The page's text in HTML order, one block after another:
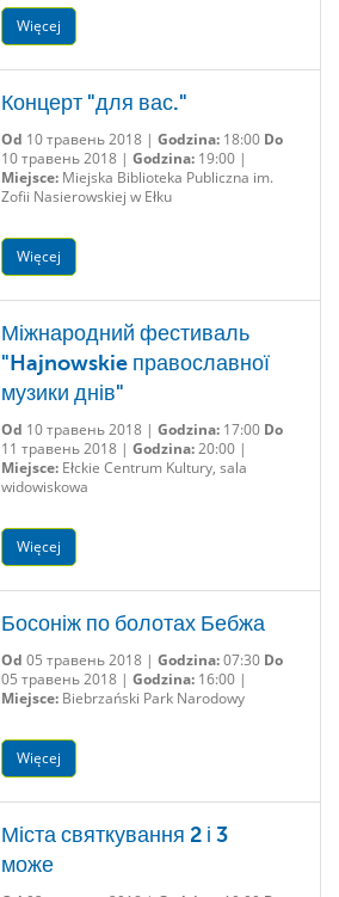
Więcej
Концерт "для вас."
Od 10 травень 2018 | Godzina:18:00 Do
10 травень 2018 | Godzina:19:00 |
Miejsce:Miejska Biblioteka Publiczna im.
Zofii Nasierowskiej w Ełku
Więcej
Міжнародний фестиваль
"Hajnowskie православної
музики днів"
Od 10 травень 2018 | Godzina:17:00 Do
11 травень 2018 | Godzina:20:00 |
Miejsce:Ełckie Centrum Kultury, sala
widowiskowa
Więcej
Босоніж по болотах Бебжа
Od 05 травень 2018 | Godzina:07:30 Do
05 травень 2018 | Godzina:16:00 |
Miejsce:Biebrzański Park Narodowy
Więcej
Міста святкування 2 і 3
може